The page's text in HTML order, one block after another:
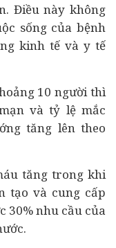
Điều này không
sống của bệnh
kinh tế và y tế
10 người thì
và tỷ lệ mắc
tăng lên theo
tăng trong khi
tạo và cung cấp
30% nhu cầu của